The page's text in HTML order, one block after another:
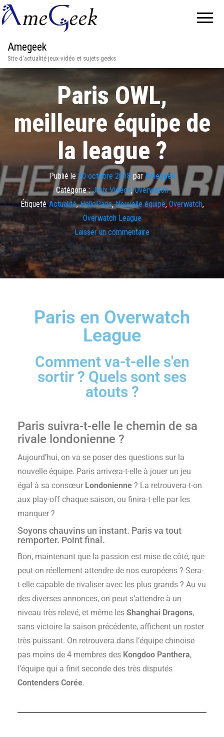
Amegeek
Site d'actualité jeux-vidéo et sujets geeks
Paris OWL,
meilleure équipe de
la league ?
Publié le30 octobre 2018 par Amegeek
Catégorie : Jeux Vidéos,Overwatch
Étiqueté Actualité,HelloParis,Nouvelle équipe,Overwatch,
Overwatch League
Laisser un commentaire
Paris en Overwatch
League
Comment va-t-elle s'en
sortir ? Quels sont ses
atouts ?
Paris suivra-t-elle le chemin de sa
rivale londonienne ?
Aujourd’hui, on va se poser des questions sur la
nouvelle équipe. Paris arrivera-t-elle à jouer un jeu
égal à sa consœur Londonienne ? La retrouvera-t-on
aux play-off chaque saison, ou finira-t-elle par les
manquer ?
Soyons chauvins un instant. Paris va tout
remporter. Point final.
Bon, maintenant que la passion est mise de côté, que
peut-on réellement attendre de nos européens ? Sera-
t-elle capable de rivaliser avec les plus grands ? Au vu
des diverses annonces, on peut s’attendre à un
niveau très relevé, et même les Shanghai Dragons,
sans victoire la saison précédente, affichent un roster
très puissant. On retrouvera dans l’équipe chinoise
pas moins de 4 membres des Kongdoo Panthera,
l’équipe qui a finit seconde des très disputés
Contenders Corée.